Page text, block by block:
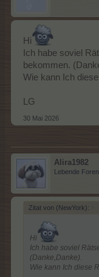
Hi
Ich habe soviel
bekommen.
Wie kann Ich
LG
30 Mai 2026
Alira1982
Lebende
Zitat von (NewYork): ↑
Hi
Ich habe soviel
(Danke,Danke).
Wie kann Ich diese